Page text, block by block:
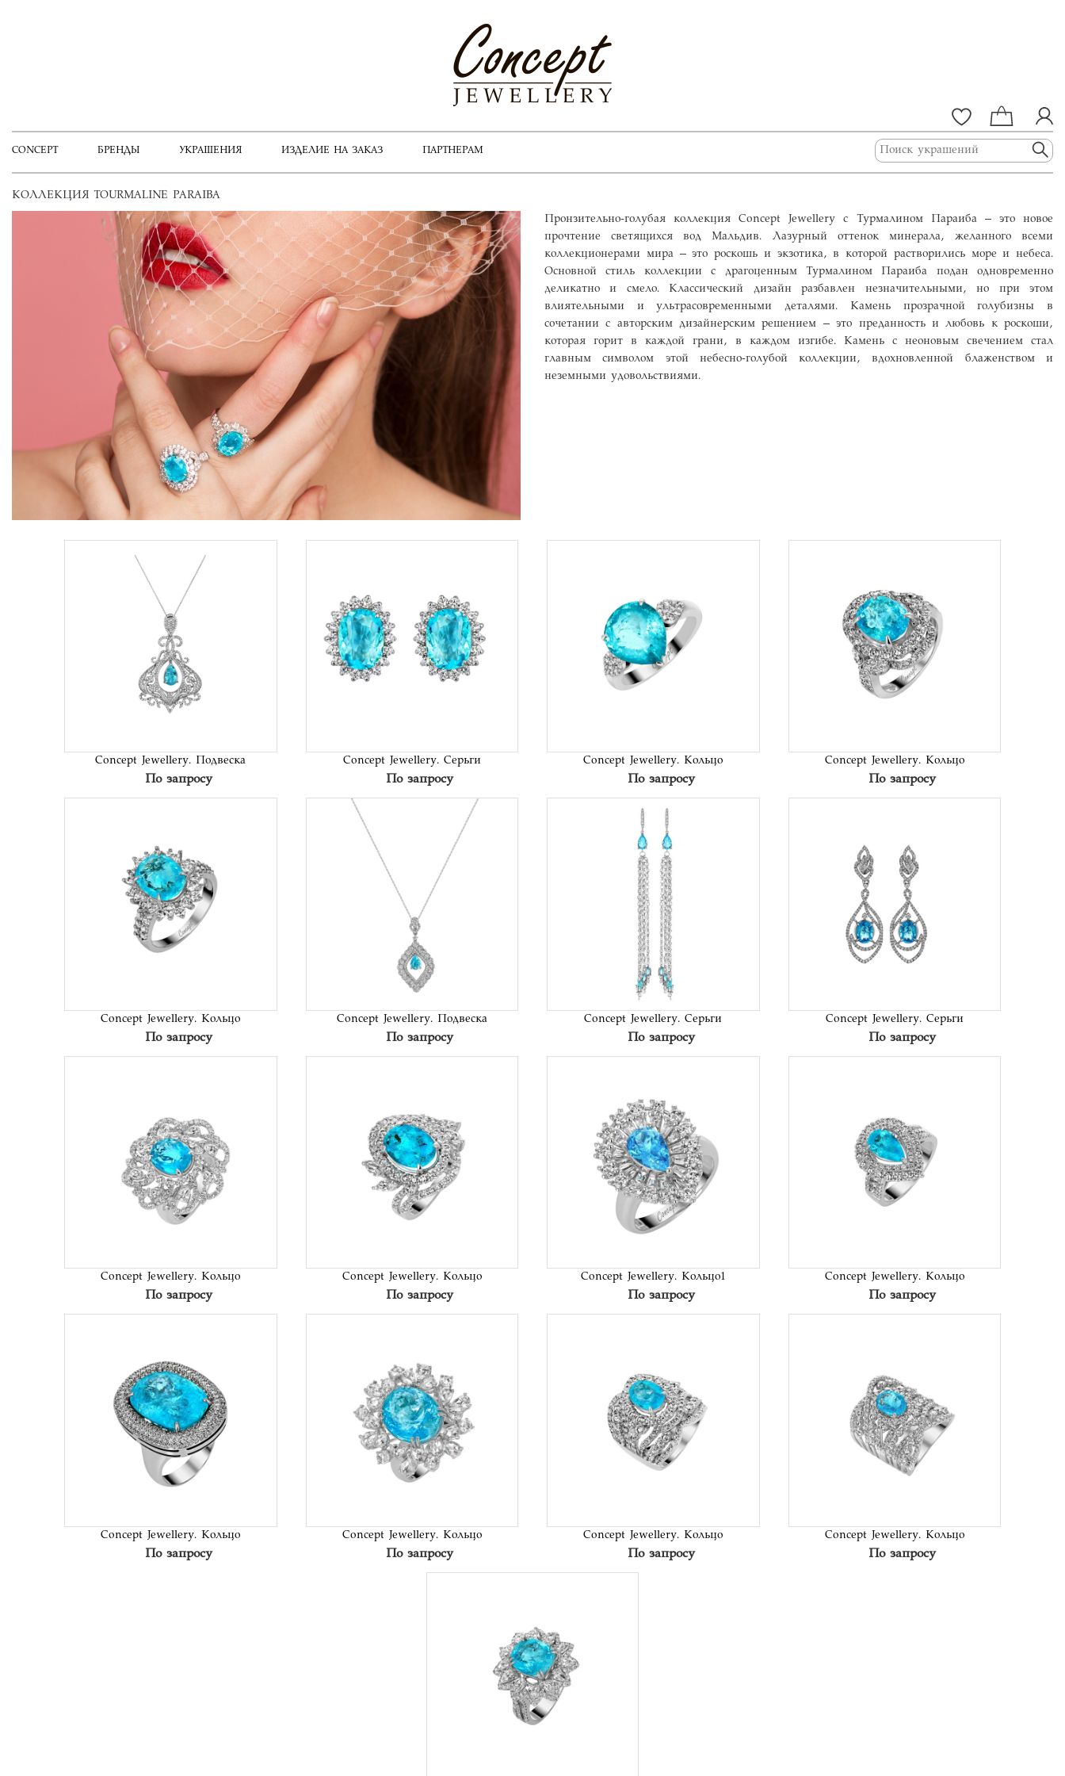
CONCEPT БРЕНДЫ УКРАШЕНИЯ ИЗДЕЛИЕ НА ЗАКАЗ ПАРТНЕРАМ
КОЛЛЕКЦИЯ TOURMALINE PARAIBA
Пронзительно-голубая коллекция Concept Jewellery с Турмалином Параиба – это новое
прочтение светящихся вод Мальдив. Лазурный оттенок минерала, желанного всеми
коллекционерами мира – это роскошь и экзотика, в которой растворились море и небеса.
Основной стиль коллекции с драгоценным Турмалином Параиба подан одновременно
деликатно и смело. Классический дизайн разбавлен незначительными, но при этом
влиятельными и ультрасовременными деталями. Камень прозрачной голубизны в
сочетании с авторским дизайнерским решением – это преданность и любовь к роскоши,
которая горит в каждой грани, в каждом изгибе. Камень с неоновым свечением стал
главным символом этой небесно-голубой коллекции, вдохновленной блаженством и
неземными удовольствиями.
Concept Jewellery. Подвеска
По запросу
В список
желаний
Concept Jewellery. Серьги
По запросу
Concept Jewellery. Кольцо
По запросу
В список
Concept Jewellery. Кольцо
По запросу
В список
Concept Jewellery. Кольцо
По запросу
Concept Jewellery. Подвеска
По запросу
Concept Jewellery. Серьги
По запросу
Concept Jewellery. Серьги
По запросу
В список
желаний
Concept Jewellery. Кольцо
По запросу
В список
желаний
Concept Jewellery. Кольцо
По запросу
В список
желаний
Concept Jewellery. Кольцо1
По запросу
В список
Concept Jewellery. Кольцо
По запросу
В список
желаний
Concept Jewellery. Кольцо
По запросу
В список
желаний
Concept Jewellery. Кольцо
По запросу
В список
желаний
Concept Jewellery. Кольцо
По запросу
В список
желаний
Concept Jewellery. Кольцо
По запросу
В список